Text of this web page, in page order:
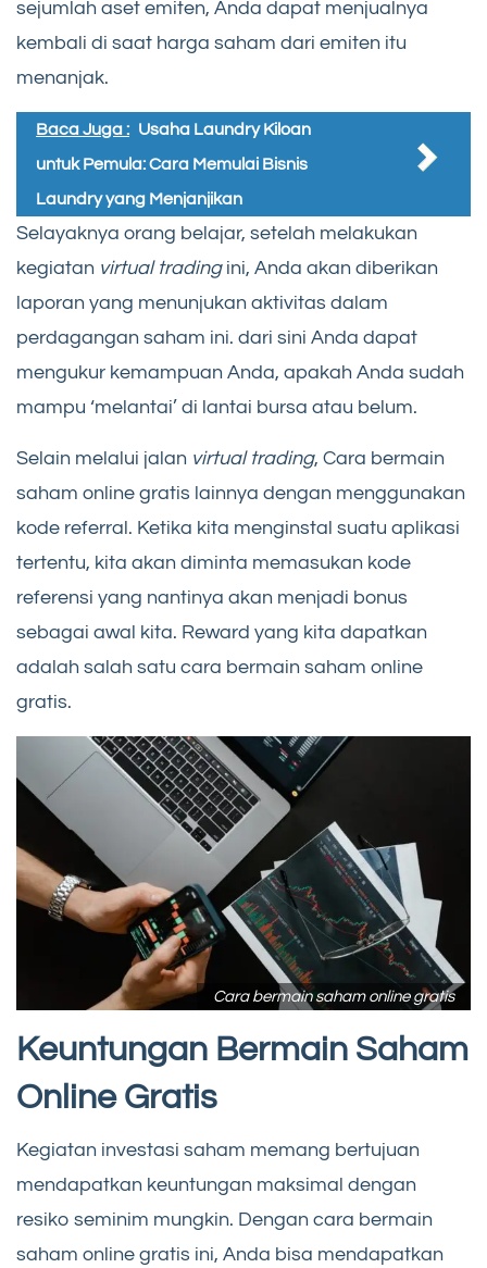
sejumlah aset emiten, Anda dapat menjualnya
kembali di saat harga saham dari emiten itu
menanjak.
Baca Juga : Usaha Laundry Kiloan
untuk Pemula: Cara Memulai Bisnis
Laundry yang Menjanjikan
Selayaknya orang belajar, setelah melakukan
kegiatan virtual tradingini, Anda akan diberikan
laporan yang menunjukan aktivitas dalam
perdagangan saham ini. dari sini Anda dapat
mengukur kemampuan Anda, apakah Anda sudah
mampu ‘melantai’ di lantai bursa atau belum.
Selain melalui jalan virtual trading, Cara bermain
saham online gratis lainnya dengan menggunakan
kode referral. Ketika kita menginstal suatu aplikasi
tertentu, kita akan diminta memasukan kode
referensi yang nantinya akan menjadi bonus
sebagai awal kita. Reward yang kita dapatkan
adalah salah satu cara bermain saham online
gratis.
Cara bermain saham online gratis
Keuntungan Bermain Saham
Online Gratis
Kegiatan investasi saham memang bertujuan
mendapatkan keuntungan maksimal dengan
resiko seminim mungkin. Dengan cara bermain
saham online gratis ini, Anda bisa mendapatkan